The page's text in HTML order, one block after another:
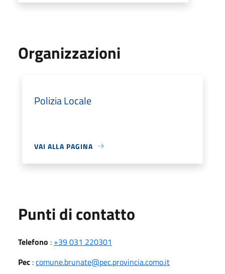
Organizzazioni
Polizia Locale
VAI ALLA PAGINA
Punti di contatto
Telefono : +39 031 220301
Pec :comune.brunate@pec.provincia.como.it